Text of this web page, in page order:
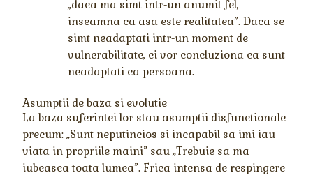
„daca ma simt intr-un anumit fel,
inseamna ca asa este realitatea”. Daca se
simt neadaptati intr-un moment de
vulnerabilitate, ei vor concluziona ca sunt
neadaptati ca persoana.
Asumptii de baza si evolutie
La baza suferintei lor stau asumptii disfunctionale
precum: „Sunt neputincios si incapabil sa imi iau
viata in propriile maini” sau „Trebuie sa ma
iubeasca toata lumea”. Frica intensa de respingere